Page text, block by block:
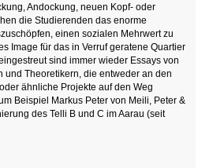
Andockung, neuen Kopf- oder
die Studierenden das enorme
einen sozialen Mehrwert zu
Image für das in Verruf geratene Quartier
sind immer wieder Essays von
und Theoretikern, die entweder an den
ähnliche Projekte auf den Weg
Beispiel Markus Peter von Meili, Peter &
des Telli B und C im Aarau (seit